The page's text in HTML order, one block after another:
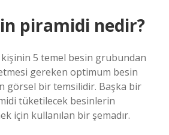
piramidi nedir?
5 temel besin grubundan
gereken optimum besin
görsel bir temsilidir. Başka bir
tüketilecek besinlerin
için kullanılan bir şemadır.